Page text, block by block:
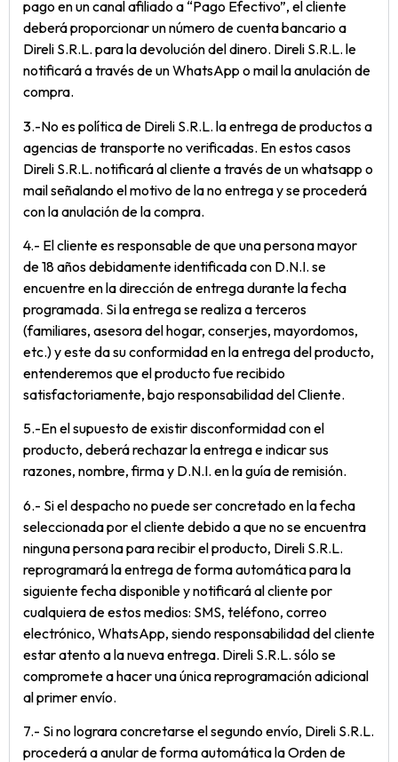
pago en un canal afiliado a “Pago Efectivo”, el cliente
deberá proporcionar un número de cuenta bancario a
Direli S.R.L. para la devolución del dinero. Direli S.R.L. le
notificará a través de un WhatsApp o mail la anulación de
compra.
3.-No es política de Direli S.R.L. la entrega de productos a
agencias de transporte no verificadas. En estos casos
Direli S.R.L. notificará al cliente a través de un whatsapp o
mail señalando el motivo de la no entrega y se procederá
con la anulación de la compra.
4.- El cliente es responsable de que una persona mayor
de 18 años debidamente identificada con D.N.I. se
encuentre en la dirección de entrega durante la fecha
programada. Si la entrega se realiza a terceros
(familiares, asesora del hogar, conserjes, mayordomos,
etc.) y este da su conformidad en la entrega del producto,
entenderemos que el producto fue recibido
satisfactoriamente, bajo responsabilidad del Cliente.
5.-En el supuesto de existir disconformidad con el
producto, deberá rechazar la entrega e indicar sus
razones, nombre, firma y D.N.I. en la guía de remisión.
6.- Si el despacho no puede ser concretado en la fecha
seleccionada por el cliente debido a que no se encuentra
ninguna persona para recibir el producto, Direli S.R.L.
reprogramará la entrega de forma automática para la
siguiente fecha disponible y notificará al cliente por
cualquiera de estos medios: SMS, teléfono, correo
electrónico, WhatsApp, siendo responsabilidad del cliente
estar atento a la nueva entrega. Direli S.R.L. sólo se
compromete a hacer una única reprogramación adicional
al primer envío.
7.- Si no lograra concretarse el segundo envío, Direli S.R.L.
procederá a anular de forma automática la Orden de